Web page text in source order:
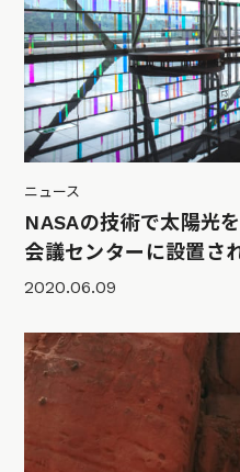
ニュース
NASAの技術で太陽光
会議センターに設置さ
2020.06.09